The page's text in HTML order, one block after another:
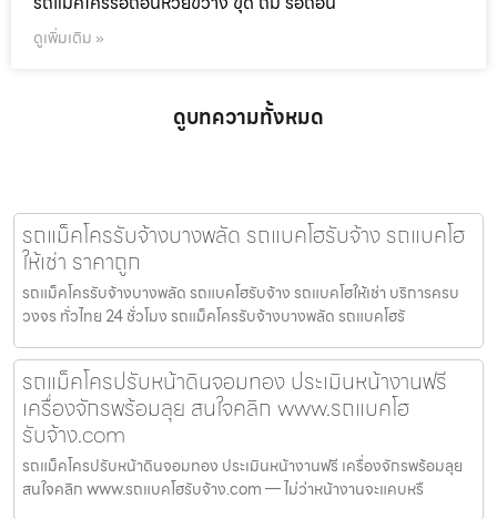
ดูเพิ่มเติม »
ดูบทความทั้งหมด
รถแม็คโครรับจ้างบางพลัด รถแบคโฮรับจ้าง รถแบคโฮ
ให้เช่า ราคาถูก
รถแม็คโครรับจ้างบางพลัด รถแบคโฮรับจ้าง รถแบคโฮให้เช่า บริการครบ
วงจร ทั่วไทย 24 ชั่วโมง รถแม็คโครรับจ้างบางพลัด รถแบคโฮรั
รถแม็คโครปรับหน้าดินจอมทอง ประเมินหน้างานฟรี
เครื่องจักรพร้อมลุย สนใจคลิก www.รถแบคโฮ
รับจ้าง.com
รถแม็คโครปรับหน้าดินจอมทอง ประเมินหน้างานฟรี เครื่องจักรพร้อมลุย
สนใจคลิก www.รถแบคโฮรับจ้าง.com — ไม่ว่าหน้างานจะแคบหรื